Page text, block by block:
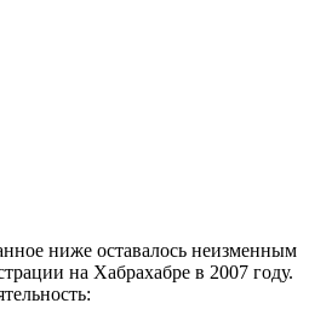
ниже оставалось неизменным
на Хабрахабре в 2007 году.